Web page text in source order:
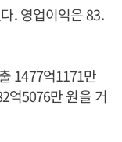
. 영업이익은 83.
1477억1171만
억5076만 원을 거